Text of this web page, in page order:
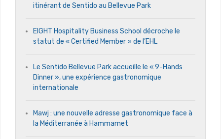
itinérant de Sentido au Bellevue Park
EIGHT Hospitality Business School décroche le
statut de « Certified Member » de l’EHL
Le Sentido Bellevue Park accueille le « 9-Hands
Dinner », une expérience gastronomique
internationale
Mawj : une nouvelle adresse gastronomique face à
la Méditerranée à Hammamet